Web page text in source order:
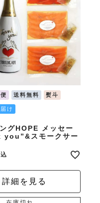
送料無料 熨斗
け
グHOPE メッセー
スモークサー
詳細を見る